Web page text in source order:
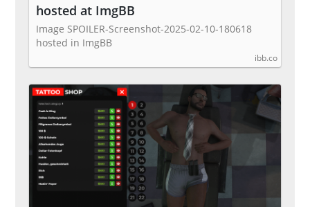
hosted at ImgBB
Image SPOILER-Screenshot-2025-02-10-180618
hosted in ImgBB
ibb.co